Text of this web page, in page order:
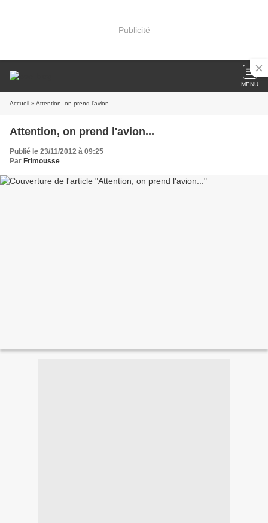
Publicité
MENU
Accueil » Attention, on prend l'avion...
Attention, on prend l'avion...
Publié le 23/11/2012 à 09:25
Par Frimousse